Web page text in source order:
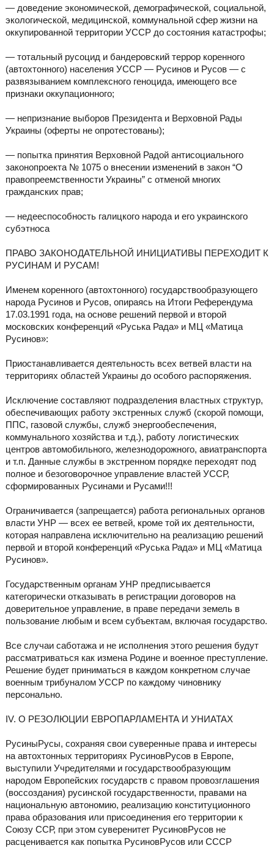
— доведение экономической, демографической, социальной,
экологической, медицинской, коммунальной сфер жизни на
оккупированной территории УССР до состояния катастрофы;
— тотальный русоцид и бандеровский террор коренного
(автохтонного) населения УССР — Русинов и Русов — с
развязыванием комплексного геноцида, имеющего все
признаки оккупационного;
— непризнание выборов Президента и Верховной Рады
Украины (оферты не опротестованы);
— попытка принятия Верховной Радой антисоциального
законопроекта № 1075 о внесении изменений в закон “О
правопреемственности Украины” с отменой многих
гражданских прав;
— недееспособность галицкого народа и его украинского
субэтноса
ПРАВО ЗАКОНОДАТЕЛЬНОЙ ИНИЦИАТИВЫ ПЕРЕХОДИТ К
РУСИНАМ И РУСАМ!
Именем коренного (автохтонного) государствообразующего
народа Русинов и Русов, опираясь на Итоги Референдума
17.03.1991 года, на основе решений первой и второй
московских конференций «Руська Рада» и МЦ «Матица
Русинов»:
Приостанавливается деятельность всех ветвей власти на
территориях областей Украины до особого распоряжения.
Исключение составляют подразделения властных структур,
обеспечивающих работу экстренных служб (скорой помощи,
ППС, газовой службы, служб энергообеспечения,
коммунального хозяйства и т.д.), работу логистических
центров автомобильного, железнодорожного, авиатранспорта
и т.п. Данные службы в экстренном порядке переходят под
полное и безоговорочное управление властей УССР,
сформированных Русинами и Русами!!!
Ограничивается (запрещается) работа региональных органов
власти УНР — всех ее ветвей, кроме той их деятельности,
которая направлена исключительно на реализацию решений
первой и второй конференций «Руська Рада» и МЦ «Матица
Русинов».
Государственным органам УНР предписывается
категорически отказывать в регистрации договоров на
доверительное управление, в праве передачи земель в
пользование любым и всем субъектам, включая государство.
Все случаи саботажа и не исполнения этого решения будут
рассматриваться как измена Родине и военное преступление.
Решение будет приниматься в каждом конкретном случае
военным трибуналом УССР по каждому чиновнику
персонально.
IV. О РЕЗОЛЮЦИИ ЕВРОПАРЛАМЕНТА И УНИАТАХ
РусиныРусы, сохраняя свои суверенные права и интересы
на автохтонных территориях РусиновРусов в Европе,
выступили Учредителями и государствообразующим
народом Европейских государств с правом провозглашения
(воссоздания) русинской государственности, правами на
национальную автономию, реализацию конституционного
права образования или присоединения его территории к
Союзу ССР, при этом суверенитет РусиновРусов не
расценивается как попытка РусиновРусов или СССР